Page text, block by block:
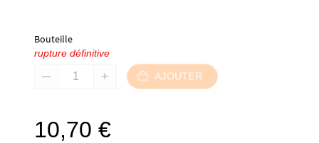
Bouteille
rupture définitive
AJOUTER
10,70 €